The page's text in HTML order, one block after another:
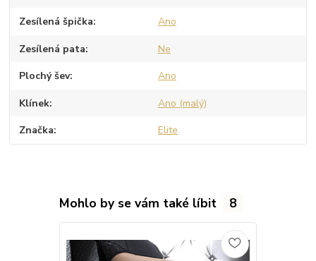
Zesílená špička Ano
Zesílená pata Ne
Plochý šev Ano
Klínek Ano (malý)
Značka Elite
Mohlo by se vám také líbit 8